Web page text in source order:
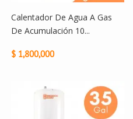
Calentador De Agua A Gas
De Acumulación 10...
$ 1,800,000